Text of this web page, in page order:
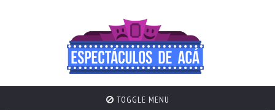
TOGGLE MENU